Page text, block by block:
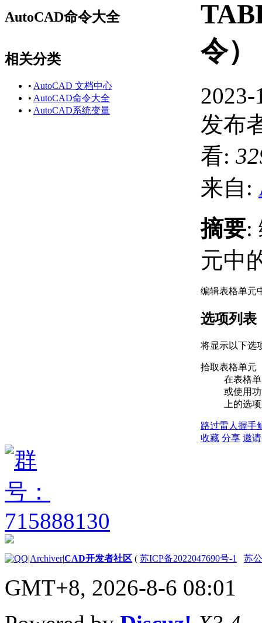
AutoCAD命令大全
相关分类
• AutoCAD 文档中心
• AutoCAD命令大全
• AutoCAD系统变量
令）
2023-
发布
看:
来自:
摘要:
元中
编辑表格单元
选项列表
将显示以下选
拾取表格单元
在表格
或使用
上的选
路过雷人 握手
收藏 分享 邀请
|Archiver|CAD开发者社区 ( 苏ICP备2022047690号-1 苏
GMT+8, 2026-8-6 08:01